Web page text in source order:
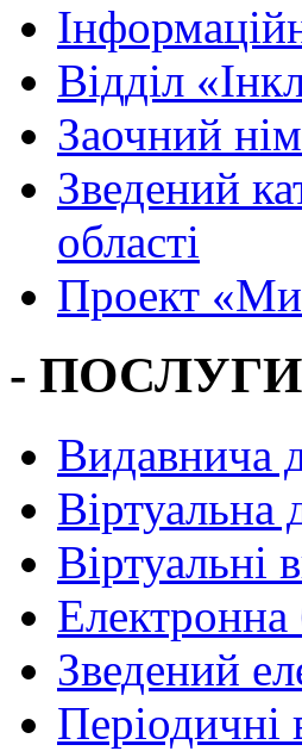
Вiддiл
Заочний
Зведений
області
Проект
-
Видавнича
Віртуальна
Віртуальні
Електронна
Зведений
Періодичні